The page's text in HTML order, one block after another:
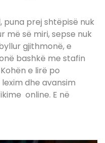
prej shtëpisë nuk
më së miri, sepse nuk
gjithmonë, e
bashkë me stafin
Kohën e lirë po
dhe avansim
online. E në